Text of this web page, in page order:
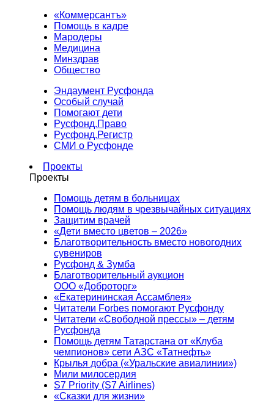
«Коммерсантъ»
Помощь в кадре
Мародеры
Медицина
Минздрав
Общество
Эндаумент Русфонда
Особый случай
Помогают дети
Русфонд.Право
Русфонд.Регистр
СМИ о Русфонде
Проекты
Проекты
Помощь детям в больницах
Помощь людям в чрезвычайных ситуациях
Защитим врачей
«Дети вместо цветов – 2026»
Благотворительность вместо новогодних
сувениров
Русфонд & Зумба
Благотворительный аукцион
ООО «Доброторг»
«Екатерининская Ассамблея»
Читатели Forbes помогают Русфонду
Читатели «Свободной прессы» – детям
Русфонда
Помощь детям Татарстана от «Клуба
чемпионов» сети АЗС «Татнефть»
Крылья добра («Уральские авиалинии»)
Мили милосердия
S7 Priority (S7 Airlines)
«Сказки для жизни»